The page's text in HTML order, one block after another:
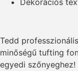
Dekorációs
Tedd
minőségű tufting
egyedi szőnyeghez!